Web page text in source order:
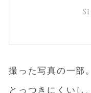
撮った写真の一部
とっつきにくいし